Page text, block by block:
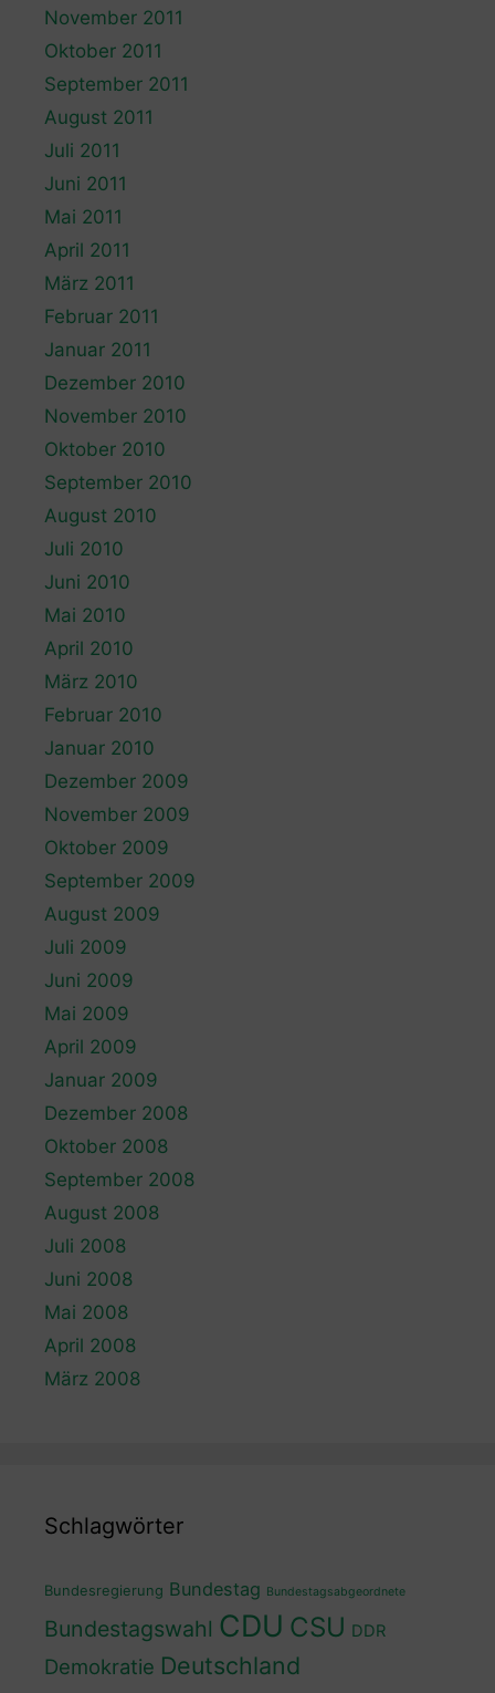
November 2011
Oktober 2011
September 2011
August 2011
Juli 2011
Juni 2011
Mai 2011
April 2011
März 2011
Februar 2011
Januar 2011
Dezember 2010
November 2010
Oktober 2010
September 2010
August 2010
Juli 2010
Juni 2010
Mai 2010
April 2010
März 2010
Februar 2010
Januar 2010
Dezember 2009
November 2009
Oktober 2009
September 2009
August 2009
Juli 2009
Juni 2009
Mai 2009
April 2009
Januar 2009
Dezember 2008
Oktober 2008
September 2008
August 2008
Juli 2008
Juni 2008
Mai 2008
April 2008
März 2008
Schlagwörter
Bundesregierung Bundestag Bundestagsabgeordnete
Bundestagswahl CDU CSU DDR
Demokratie Deutschland